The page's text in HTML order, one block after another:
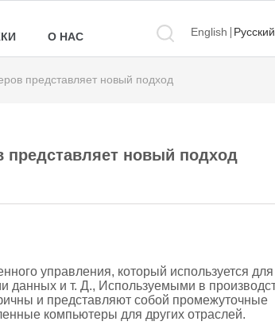
О НАС English Русский
представляет новый подход
представляет новый подход